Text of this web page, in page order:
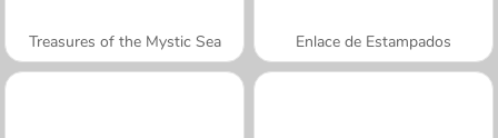
Treasures of the Mystic Sea Enlace de Estampados